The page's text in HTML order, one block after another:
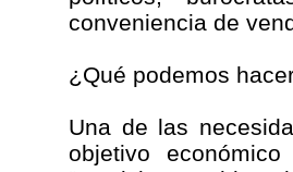
conveniencia de
¿Qué podemos
Una de las
objetivo